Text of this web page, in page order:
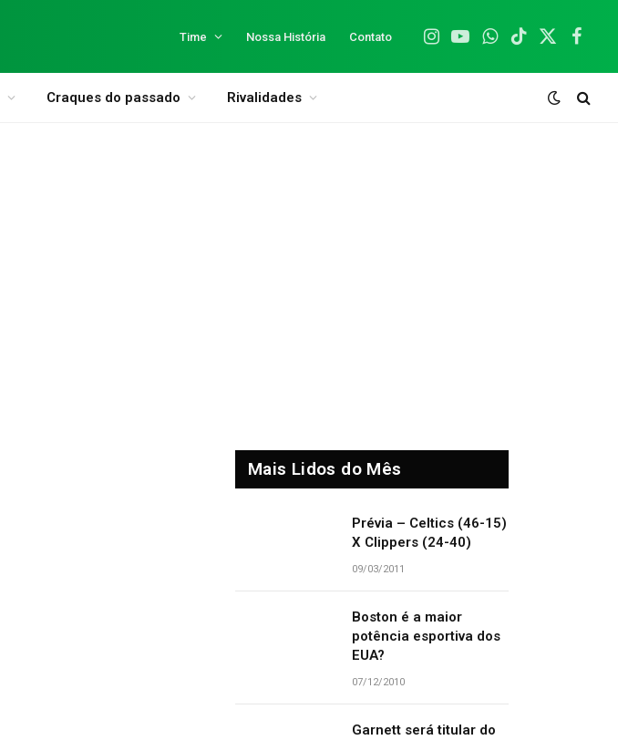
Time Nossa História Contato
Instagram
YouTubeWhatsApp
TikTok
X
Craques do passado Rivalidades
Mais Lidos do Mês
Prévia – Celtics (46-15)
X Clippers (24-40)
09/03/2011
Boston é a maior
potência esportiva dos
EUA?
07/12/2010
Garnett será titular do